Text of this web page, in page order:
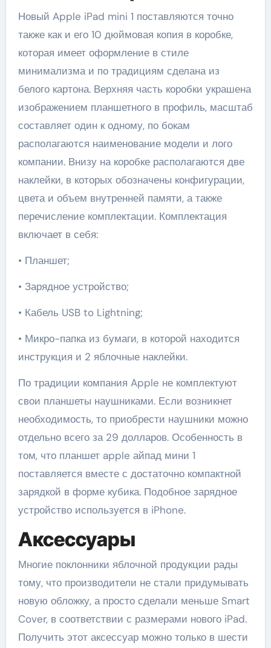
Новый Apple iPad mini 1 поставляются точно
также как и его 10 дюймовая копия в коробке,
которая имеет оформление в стиле
минимализма и по традициям сделана из
белого картона. Верхняя часть коробки украшена
изображением планшетного в профиль, масштаб
составляет один к одному, по бокам
располагаются наименование модели и лого
компании. Внизу на коробке располагаются две
наклейки, в которых обозначены конфигурации,
цвета и объем внутренней памяти, а также
перечисление комплектации. Комплектация
включает в себя:
• Планшет;
• Зарядное устройство;
• Кабель USB to Lightning;
• Микро-папка из бумаги, в которой находится
инструкция и 2 яблочные наклейки.
По традиции компания Apple не комплектуют
свои планшеты наушниками. Если возникнет
необходимость, то приобрести наушники можно
отдельно всего за 29 долларов. Особенность в
том, что планшет apple айпад мини 1
поставляется вместе с достаточно компактной
зарядкой в форме кубика. Подобное зарядное
устройство используется в iPhone.
Аксессуары
Многие поклонники яблочной продукции рады
тому, что производители не стали придумывать
новую обложку, а просто сделали меньше Smart
Cover, в соответствии с размерами нового iPad.
Получить этот аксессуар можно только в шести